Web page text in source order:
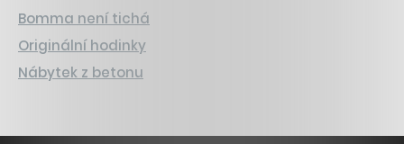
Bomma není tichá
Originální hodinky
Nábytek z betonu